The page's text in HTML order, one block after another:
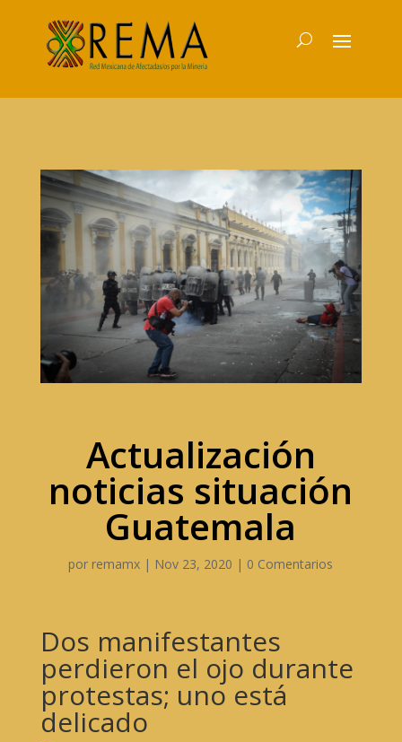
Actualización
noticias situación
Guatemala
por remamx | Nov 23, 2020 | 0 Comentarios
Dos manifestantes
perdieron el ojo durante
protestas; uno está
delicado